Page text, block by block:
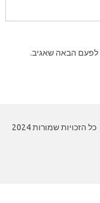
לפעם הבאה שאגיב.
כל הזכויות שמורות 2024